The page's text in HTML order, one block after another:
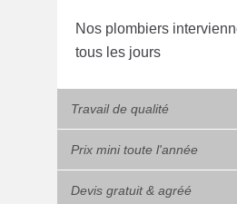
Nos plombiers
tous les jours
Travail de qualité
Prix mini toute l'année
Devis gratuit & agréé